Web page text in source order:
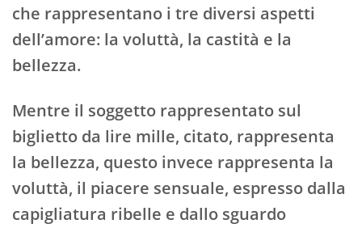
che rappresentano i tre diversi aspetti
dell’amore: la voluttà, la castità e la
bellezza.
Mentre il soggetto rappresentato sul
biglietto da lire mille, citato, rappresenta
la bellezza, questo invece rappresenta la
voluttà, il piacere sensuale, espresso dalla
capigliatura ribelle e dallo sguardo